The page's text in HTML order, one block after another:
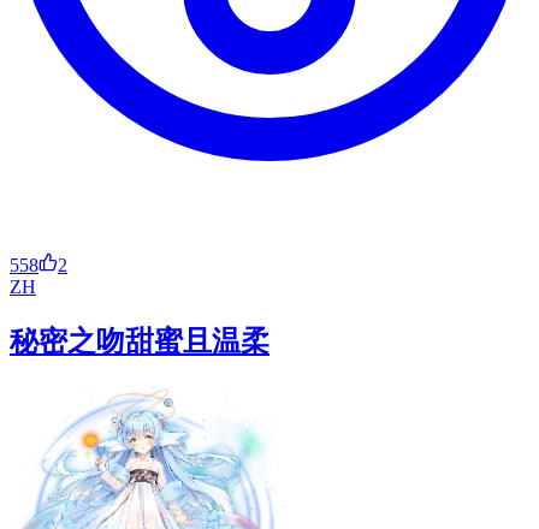
558
2
ZH
秘密之吻甜蜜且温柔